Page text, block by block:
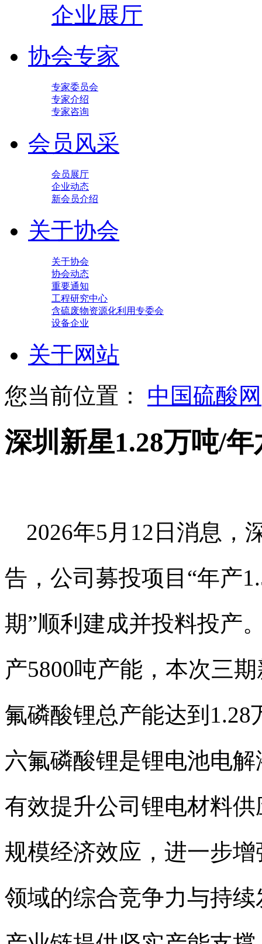
企业展厅
协会专家
专家委员会
专家介绍
专家咨询
会员风采
会员展厅
企业动态
新会员介绍
关于协会
关于协会
协会动态
重要通知
工程研究中心
含硫废物资源化利用专委会
设备企业
关于网站
您当前位置： 中国硫酸网
深圳新星1.28万吨/
2026年5月12日消息，
告，公司募投项目“年产
期”顺利建成并投料投产
产5800吨产能，本次三
氟磷酸锂总产能达到
六氟磷酸锂是锂电池电
有效提升公司锂电材料
规模经济效应，进一步
领域的综合竞争力与持